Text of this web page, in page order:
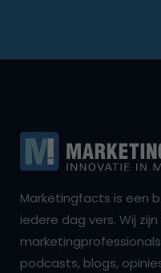
Marketingfacts is een
iedere dag vers. Wij
podcasts, blogs,